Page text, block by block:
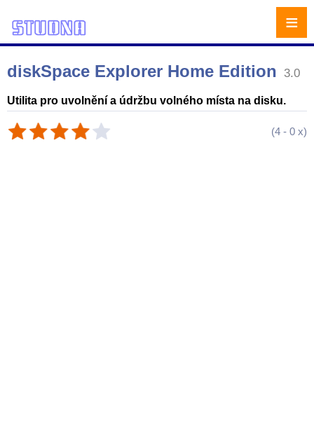
diskSpace Explorer Home Edition 3.0
Utilita pro uvolnění a údržbu volného místa na disku.
(4 - 0 x)
≡